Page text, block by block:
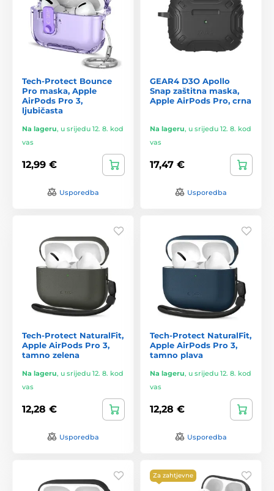
Tech-Protect Bounce
Pro maska, Apple
AirPods Pro 3,
ljubičasta
Na lageru, u srijedu 12. 8. kod
vas
12,99 €
Usporedba
GEAR4 D3O Apollo
Snap zaštitna maska,
Apple AirPods Pro, crna
Na lageru, u srijedu 12. 8. kod
vas
17,47 €
Usporedba
Tech-Protect NaturalFit,
Apple AirPods Pro 3,
tamno zelena
Na lageru, u srijedu 12. 8. kod
vas
12,28 €
Usporedba
Tech-Protect NaturalFit,
Apple AirPods Pro 3,
tamno plava
Na lageru, u srijedu 12. 8. kod
vas
12,28 €
Usporedba
Za zahtjevne